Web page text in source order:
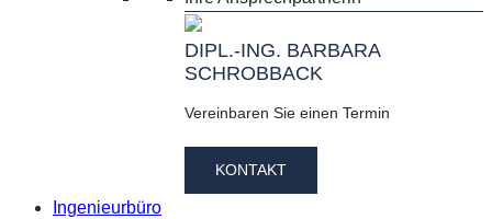
DIPL.-ING. BARBARA
SCHROBBACK
Vereinbaren Sie einen Termin
KONTAKT
Ingenieurbüro